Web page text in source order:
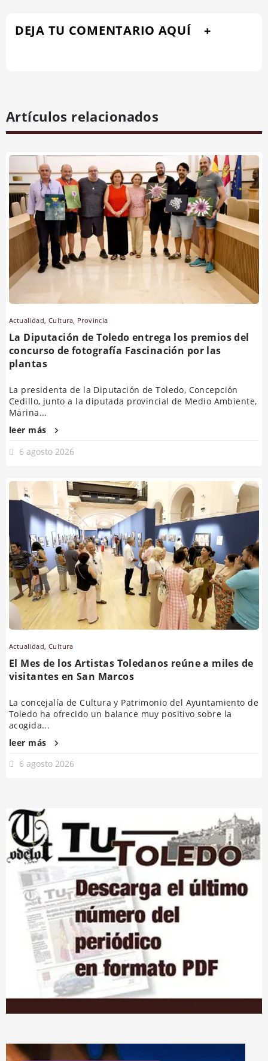
DEJA TU COMENTARIO AQUÍ
Artículos relacionados
Actualidad,Cultura, Provincia
La Diputación de Toledo entrega los premios del
concurso de fotografía Fascinación por las
plantas
La presidenta de la Diputación de Toledo, Concepción
Cedillo, junto a la diputada provincial de Medio Ambiente,
Marina...
leer más
6 agosto 2026
Actualidad,Cultura
El Mes de los Artistas Toledanos reúne a miles de
visitantes en San Marcos
La concejalía de Cultura y Patrimonio del Ayuntamiento de
Toledo ha ofrecido un balance muy positivo sobre la
acogida...
leer más
6 agosto 2026